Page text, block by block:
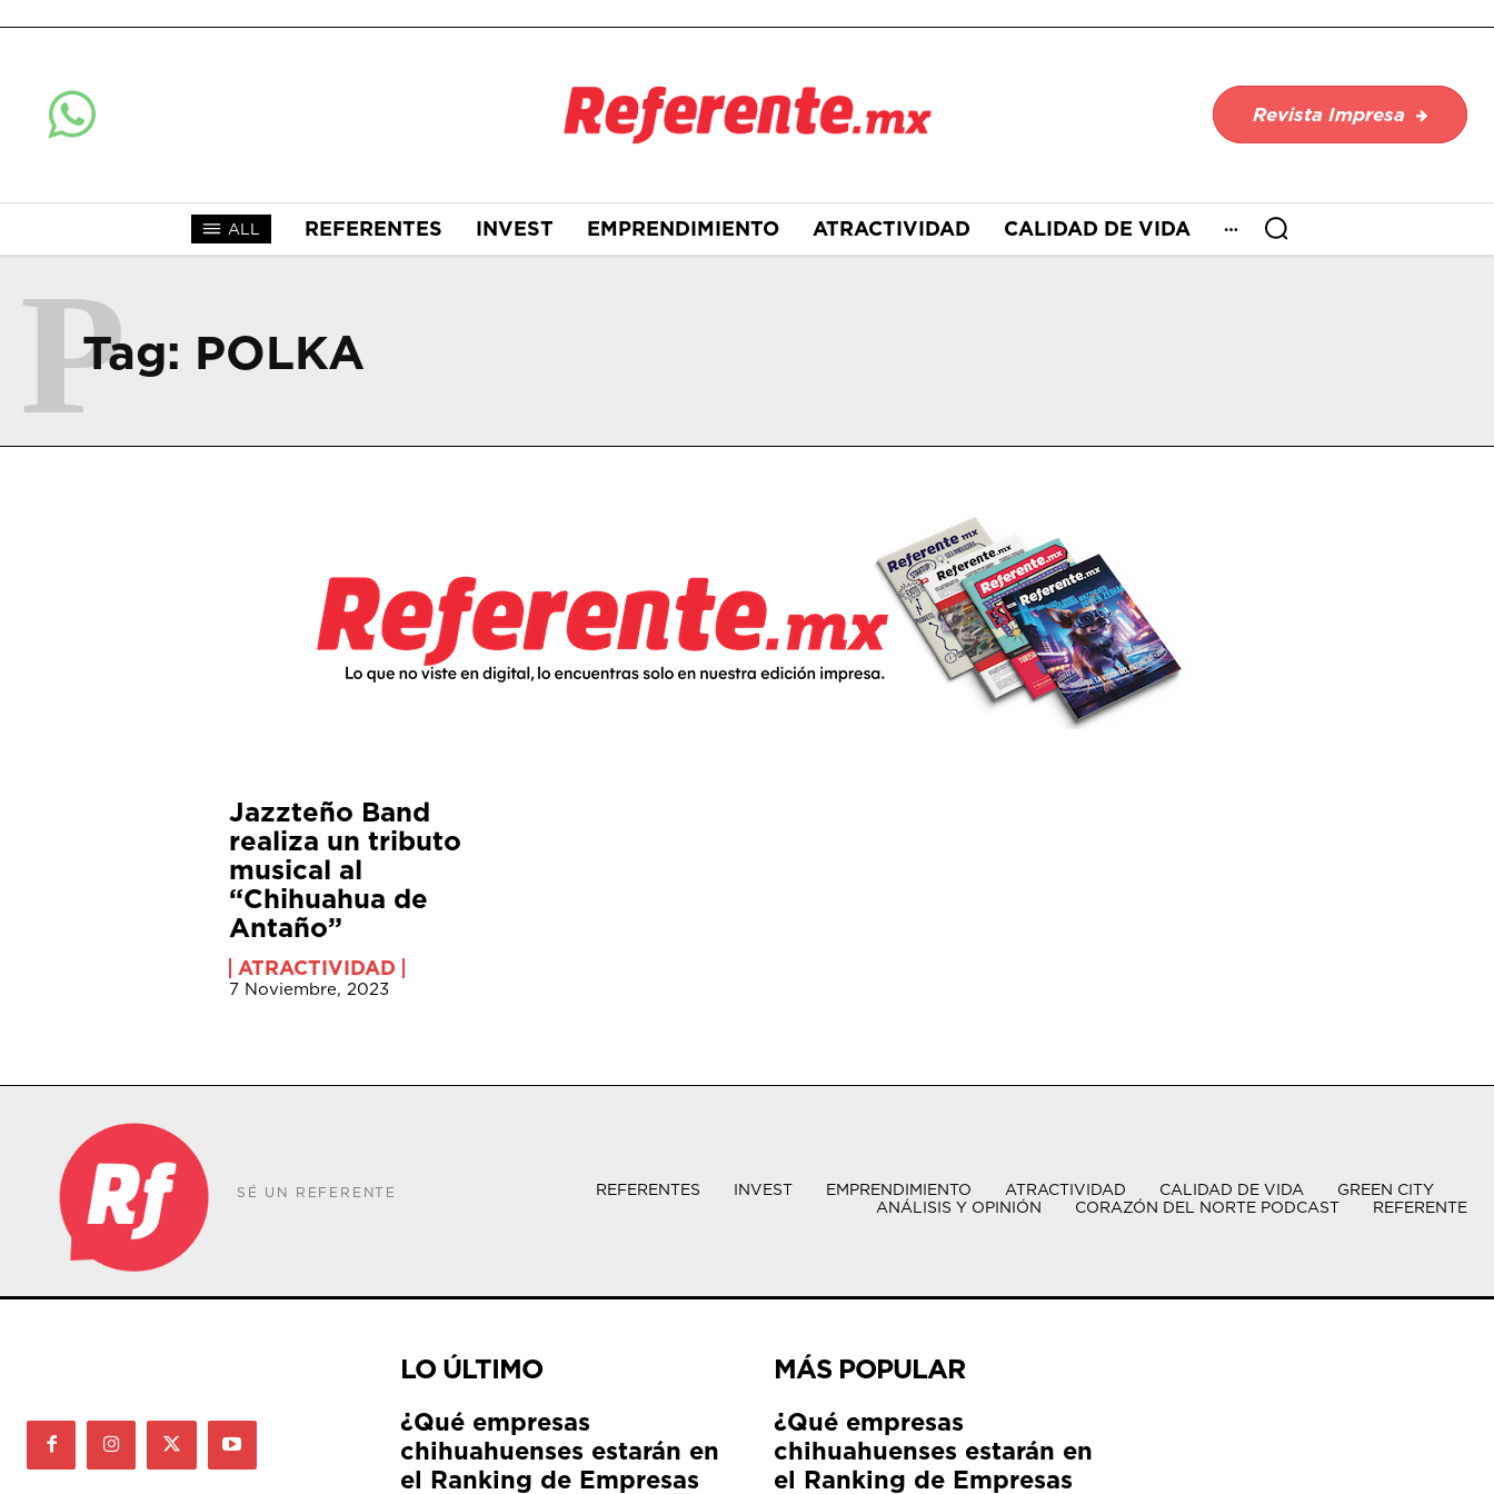
Revista Impresa
ALL REFERENTES INVEST EMPRENDIMIENTO ATRACTIVIDAD CALIDAD DE VIDA
Tag: POLKA
P
Jazzteño Band
realiza un tributo
musical al
“Chihuahua de
Antaño”
ATRACTIVIDAD
7 Noviembre, 2023
SÉ UN REFERENTE REFERENTES INVEST EMPRENDIMIENTO ATRACTIVIDAD CALIDAD DE VIDA
GREEN CITY
ANÁLISIS Y OPINIÓN
CORAZÓN DEL NORTE PODCAST REFERENTE
LO ÚLTIMO
¿Qué empresas
chihuahuenses estarán en
el Ranking de Empresas
MÁS POPULAR
¿Qué empresas
chihuahuenses estarán en
el Ranking de Empresas